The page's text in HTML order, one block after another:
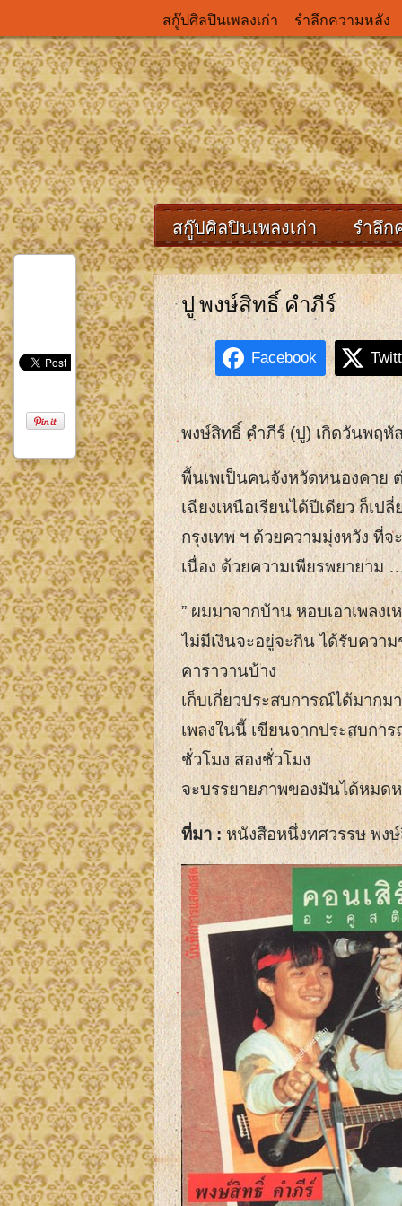
สกู๊ปศิลปินเพลงเก่า รำลึกความหลัง
สกู๊ปศิลปินเพลงเก่า รำลึก
ปู พงษ์สิทธิ์ คำภีร์
Facebook
พงษ์สิทธิ์ คำภีร์ (ปู) เกิดวันพฤ
พื้นเพเป็นคนจังหวัดหนองคาย
เฉียงเหนือเรียนได้ปีเดียวก็เปลี่
กรุงเทพ ฯ ด้วยความมุ่งหวังที่จ
เนื่อง ด้วยความเพียรพยายาม
” ผมมาจากบ้าน หอบเอาเพลง
ไม่มีเงินจะอยู่จะกิน ได้รับควา
คาราวานบ้าง
เก็บเกี่ยวประสบการณ์ได้มากม
เพลงในนี้เขียนจากประสบกา
ชั่วโมง สองชั่วโมง
จะบรรยายภาพของมันได้หมด
ที่มา :หนังสือหนึ่งทศวรรษ พง